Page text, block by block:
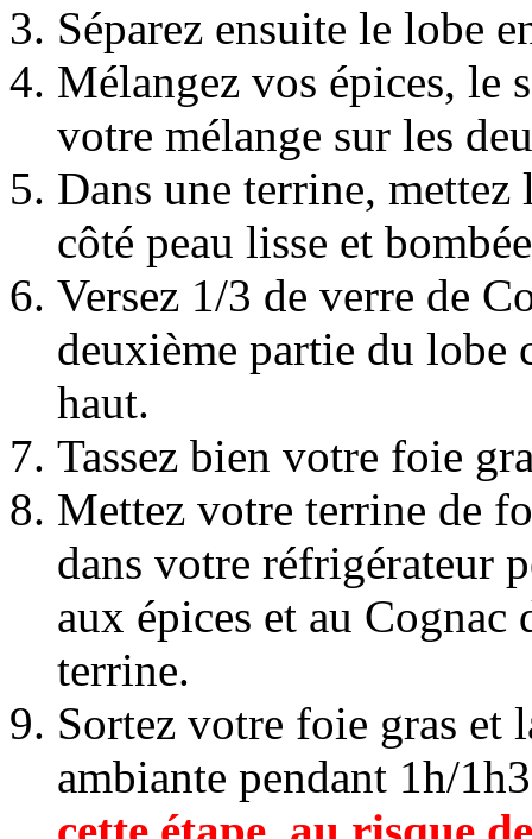
Séparez ensuite le lobe
Mélangez vos épices, le
votre mélange sur les
Dans une terrine,
côté peau lisse et
Versez 1/3 de verre de
deuxième partie du lobe
haut.
Tassez bien votre foie
Mettez votre terrine de
dans votre réfrigérateur
aux épices et au
terrine.
Sortez votre foie gras et
ambiante pendant 1h/